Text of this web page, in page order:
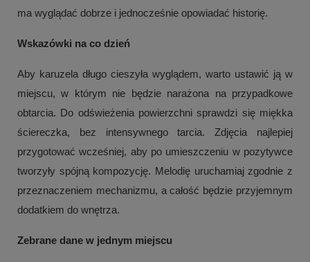
ma wyglądać dobrze i jednocześnie opowiadać historię.
Wskazówki na co dzień
Aby karuzela długo cieszyła wyglądem, warto ustawić ją w
miejscu, w którym nie będzie narażona na przypadkowe
obtarcia. Do odświeżenia powierzchni sprawdzi się miękka
ściereczka, bez intensywnego tarcia. Zdjęcia najlepiej
przygotować wcześniej, aby po umieszczeniu w pozytywce
tworzyły spójną kompozycję. Melodię uruchamiaj zgodnie z
przeznaczeniem mechanizmu, a całość będzie przyjemnym
dodatkiem do wnętrza.
Zebrane dane w jednym miejscu